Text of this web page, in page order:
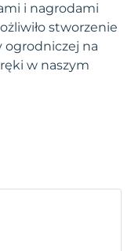
i nagrodami
stworzenie
ogrodniczej na
w naszym